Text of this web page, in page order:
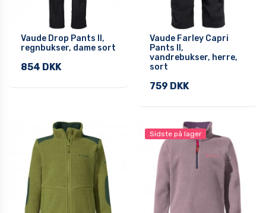
Vaude Drop Pants II,
regnbukser, dame sort
854 DKK
Vaude Farley Capri
Pants II,
vandrebukser, herre,
sort
759 DKK
Sidste på lager